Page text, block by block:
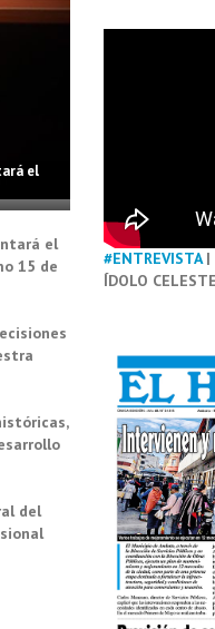
el
el
15 de
del
#ENTREVISTA|
ÍDOLO